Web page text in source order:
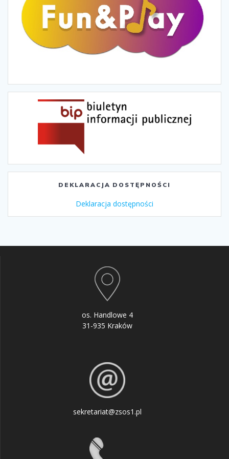
DEKLARACJA DOSTĘPNOŚCI
Deklaracja dostępności
os. Handlowe 4
31-935 Kraków
sekretariat@zsos1.pl